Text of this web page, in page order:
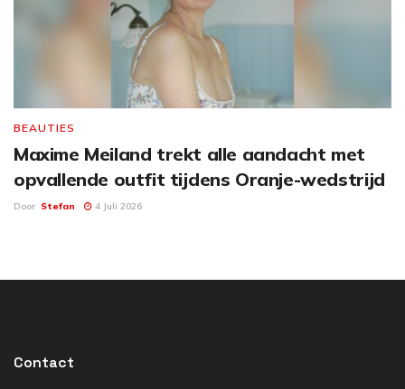
BEAUTIES
Maxime Meiland trekt alle aandacht met
opvallende outfit tijdens Oranje-wedstrijd
Door Stefan 4 Juli 2026
Contact